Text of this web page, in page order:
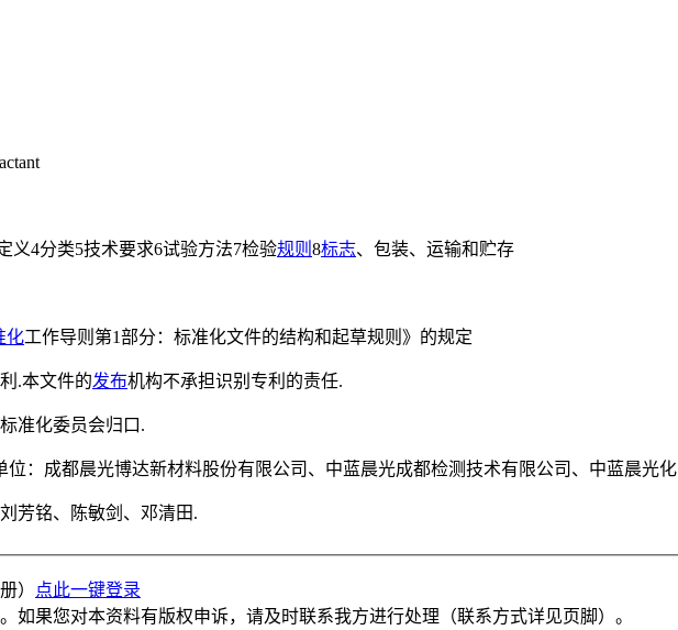
义4分类5技术要求6试验方法7检验规则 8标志、包装、运输和贮存
化工作导则第1部分：标准化文件的结构和起草规则》的规定
.本文件的发布机构不承担识别专利的责任.
准化委员会归口.
：成都晨光博达新材料股份有限公司、中蓝晨光成都检测技术有限公司、中蓝晨光化
芳铭、陈敏剑、邓清田.
）
点此一键登录
果您对本资料有版权申诉，请及时联系我方进行处理（联系方式详见页脚）。